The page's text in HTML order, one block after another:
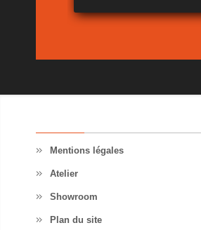
Mentions légales
Atelier
Showroom
Plan du site